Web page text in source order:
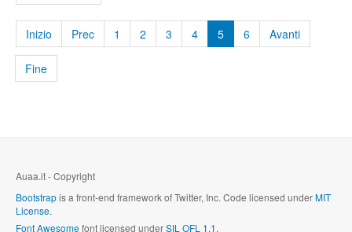
Inizio Prec 1 2 3 4 5 6 Avanti
Fine
Auaa.it - Copyright
Bootstrapis a front-end framework of Twitter, Inc. Code licensed underMIT
License.
Font Awesomefont licensed underSIL OFL 1.1.